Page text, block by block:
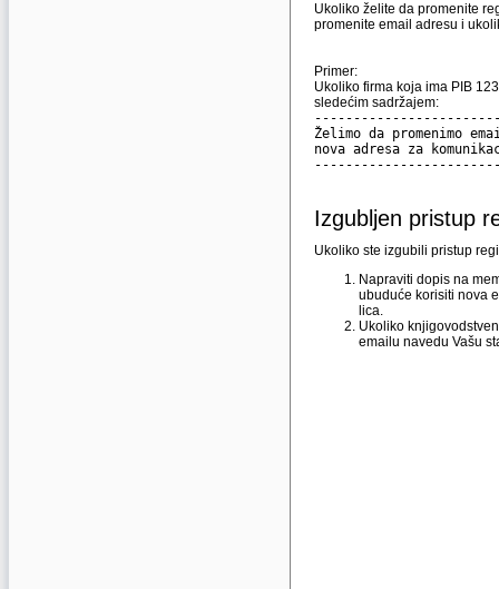
Ukoliko želite da promenite
promenite email adresu i
Primer:
Ukoliko firma koja ima PIB
sledećim sadržajem:
Želimo da promenimo
nova adresa za
Izgubljen pristup
Ukoliko ste izgubili pristup
Napraviti dopis na
ubuduće korisiti nova
lica.
Ukoliko
emailu navedu Vašu